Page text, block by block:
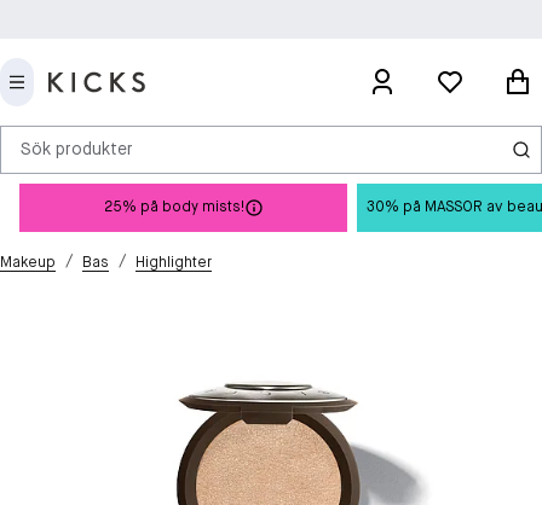
Sök produkter
25% på body mists! 30% på MASSOR av
Makeup / Bas / Highlighter